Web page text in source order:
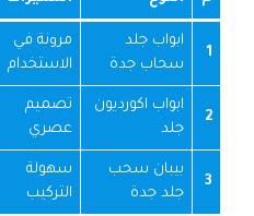
1
ابواب جلد
سحاب جدة
مرونة في
الاستخدام
2
ابواب اكورديون
جلد
تصميم
عصري
3
بيبان سحب
جلد جدة
سهولة
التركيب